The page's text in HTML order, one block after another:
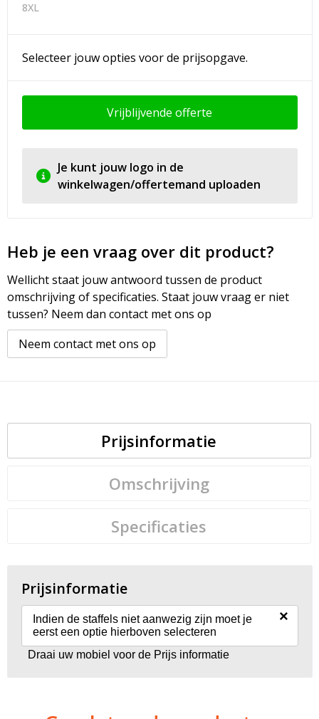
8XL
Selecteer jouw opties voor de prijsopgave.
Vrijblijvende offerte
Je kunt jouw logo in de
winkelwagen/offertemand uploaden
Heb je een vraag over dit product?
Wellicht staat jouw antwoord tussen de product
omschrijving of specificaties. Staat jouw vraag er niet
tussen? Neem dan contact met ons op
Neem contact met ons op
Prijsinformatie
Omschrijving
Specificaties
Prijsinformatie
Indien de staffels niet aanwezig zijn moet je
eerst een optie hierboven selecteren
×
Draai uw mobiel voor de Prijs informatie